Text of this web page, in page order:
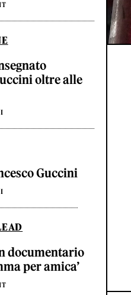
oltre alle
Guccini
documentario
per amica’